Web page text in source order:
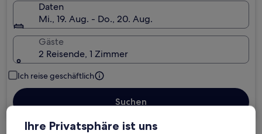
Daten
Mi., 19. Aug. - Do., 20. Aug.
Gäste
2 Reisende, 1 Zimmer
Ich reise geschäftlich
Suchen
Ihre Privatsphäre ist uns